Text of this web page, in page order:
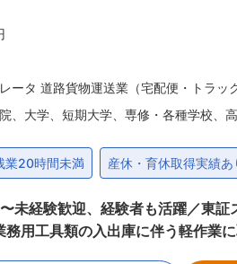
ータ 道路貨物運送業（宅配便・トラッ
、大学、短期大学、専修・各種学校、
業20時間未満 産休・育休取得実績あ
未経験歓迎、経験者も活躍／東
用工具類の入出庫に伴う軽作業